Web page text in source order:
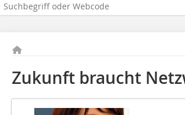
Zukunft braucht